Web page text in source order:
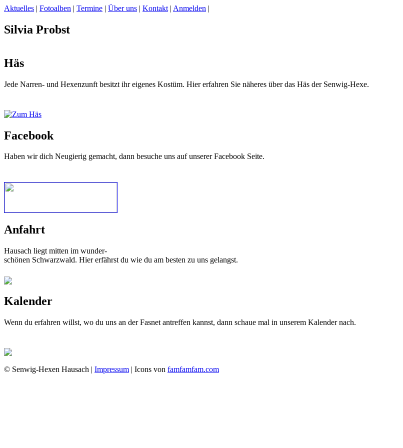
Aktuelles | Fotoalben | Termine | Über uns | Kontakt | Anmelden |
Silvia Probst
Häs
Jede Narren- und Hexenzunft besitzt ihr eigenes Kostüm. Hier erfahren Sie näheres über das Häs der Senwig-Hexe.
Facebook
Haben wir dich Neugierig gemacht, dann besuche uns auf unserer Facebook Seite.
Anfahrt
Hausach liegt mitten im wunder-
schönen Schwarzwald. Hier erfährst du wie du am besten zu uns gelangst.
Kalender
Wenn du erfahren willst, wo du uns an der Fasnet antreffen kannst, dann schaue mal in unserem Kalender nach.
© Senwig-Hexen Hausach | Impressum | Icons von famfamfam.com